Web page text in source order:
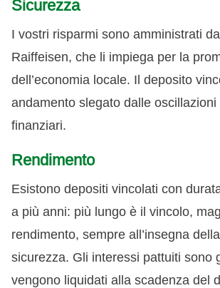
Sicurezza
I vostri risparmi sono amministrati
Raiffeisen, che li impiega per la
dell’economia locale. Il deposito
andamento slegato dalle oscillazioni
finanziari.
Rendimento
Esistono depositi vincolati con
a più anni: più lungo è il vincolo,
rendimento, sempre all’insegna
sicurezza. Gli interessi pattuiti sono
vengono liquidati alla scadenza del